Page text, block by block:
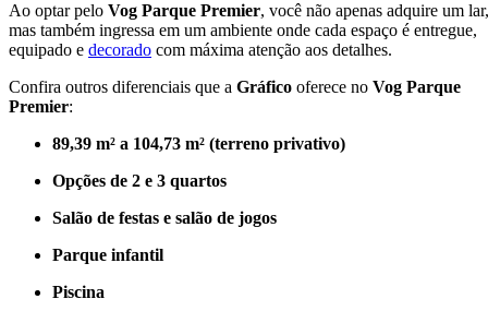
Ao optar pelo Vog Parque Premier, você não apenas adquire um lar,
mas também ingressa em um ambiente onde cada espaço é entregue,
equipado e decorado com máxima atenção aos detalhes.
Confira outros diferenciais que a Gráfico oferece no Vog Parque
Premier:
89,39 m² a 104,73 m² (terreno privativo)
Opções de 2 e 3 quartos
Salão de festas e salão de jogos
Parque infantil
Piscina